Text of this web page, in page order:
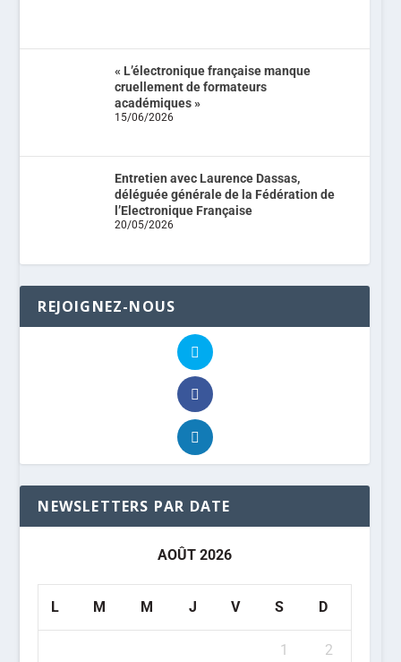
« L’électronique française manque
cruellement de formateurs
académiques »
15/06/2026
Entretien avec Laurence Dassas,
déléguée générale de la Fédération de
l’Electronique Française
20/05/2026
REJOIGNEZ-NOUS
NEWSLETTERS PAR DATE
AOÛT 2026
L M M J V S D
1 2